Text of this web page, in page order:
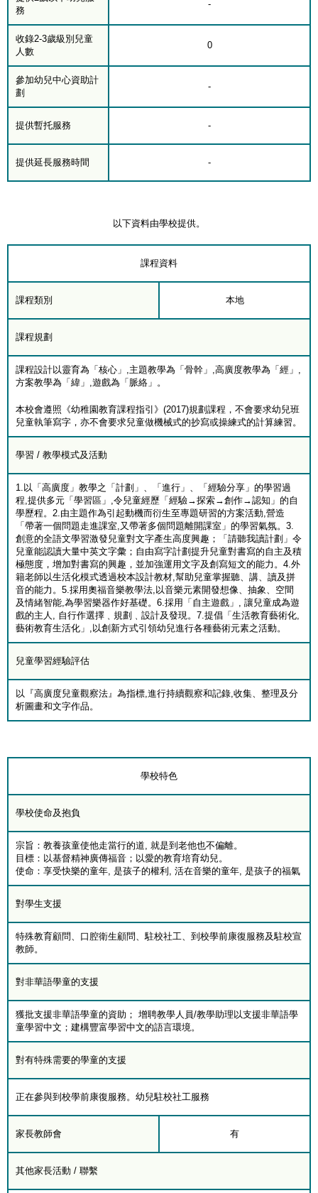
務
-
收錄2-3歲級別兒童
人數
0
參加幼兒中心資助計
劃
-
提供暫托服務 -
提供延長服務時間 -
以下資料由學校提供。
課程資料
課程類別 本地
課程規劃
課程設計以靈育為「核心」,主題教學為「骨幹」,高廣度教學為「經」,
方案教學為「緯」,遊戲為「脈絡」。
本校會遵照《幼稚園教育課程指引》(2017)規劃課程，不會要求幼兒班
兒童執筆寫字，亦不會要求兒童做機械式的抄寫或操練式的計算練習。
學習 / 教學模式及活動
1.以「高廣度」教學之「計劃」、「進行」、「經驗分享」的學習過
程,提供多元「學習區」,令兒童經歷「經驗→探索→創作→認知」的自
學歷程。2.由主題作為引起動機而衍生至專題研習的方案活動,營造
「帶著一個問題走進課室,又帶著多個問題離開課室」的學習氣氛。3.
創意的全語文學習激發兒童對文字產生高度興趣；「請聽我讀計劃」令
兒童能認讀大量中英文字彙；自由寫字計劃提升兒童對書寫的自主及積
極態度，增加對書寫的興趣，並加強運用文字及創寫短文的能力。4.外
籍老師以生活化模式透過校本設計教材,幫助兒童掌握聽、講、讀及拼
音的能力。5.採用奧福音樂教學法,以音樂元素開發想像、抽象、空間
及情緒智能,為學習樂器作好基礎。6.採用「自主遊戲」, 讓兒童成為遊
戲的主人, 自行作選擇﹑規劃﹑設計及發現。7.提倡「生活教育藝術化,
藝術教育生活化」,以創新方式引領幼兒進行各種藝術元素之活動。
兒童學習經驗評估
以『高廣度兒童觀察法』為指標,進行持續觀察和記錄,收集、整理及分
析圖畫和文字作品。
學校特色
學校使命及抱負
宗旨：教養孩童使他走當行的道, 就是到老他也不偏離。
目標：以基督精神廣傳福音；以愛的教育培育幼兒。
使命：享受快樂的童年, 是孩子的權利, 活在音樂的童年, 是孩子的福氣
對學生支援
特殊教育顧問、口腔衛生顧問、駐校社工、到校學前康復服務及駐校宣
教師。
對非華語學童的支援
獲批支援非華語學童的資助； 增聘教學人員/教學助理以支援非華語學
童學習中文；建構豐富學習中文的語言環境。
對有特殊需要的學童的支援
正在參與到校學前康復服務。幼兒駐校社工服務
家長教師會 有
其他家長活動 / 聯繫